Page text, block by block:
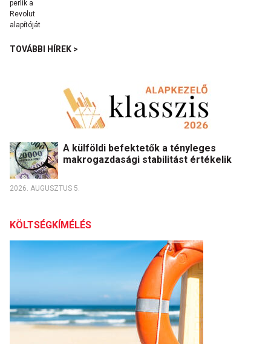
TOVÁBBI HÍREK >
A külföldi befektetők a tényleges
makrogazdasági stabilitást értékelik
2026. AUGUSZTUS 5.
KÖLTSÉGKÍMÉLÉS